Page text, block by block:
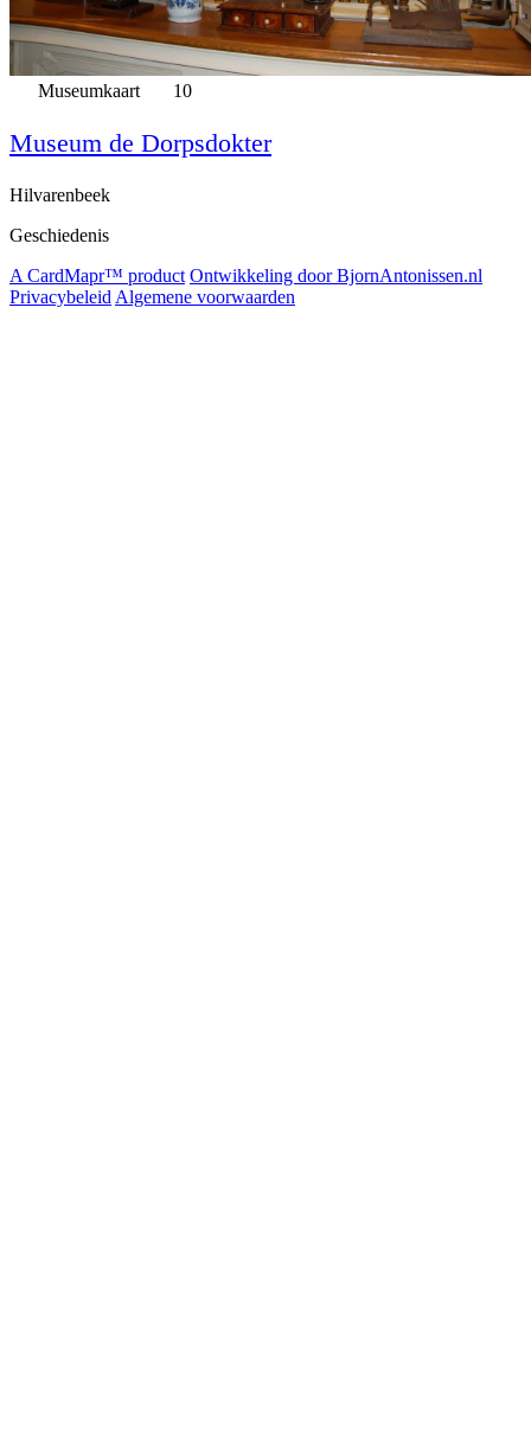
Museumkaart 10
Museum de Dorpsdokter
Hilvarenbeek
Geschiedenis
A CardMapr™ product Ontwikkeling door BjornAntonissen.nl
Privacybeleid Algemene voorwaarden